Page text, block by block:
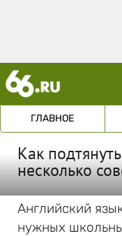
ГЛАВНОЕ
Как
несколько
Английский
нужных